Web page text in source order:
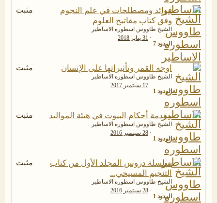
مثبت
فوائد ومصطلحات في علم النجوم
وفق كتاب مفاتيح العلوم
الشيخ طاووس اسطوره الاساطير
الردود 7
31 يناير 2018
مثبت اوجه القمر وتأثيراتها على الإنسان
الشيخ طاووس اسطوره الاساطير
الردود 1
17 سبتمبر 2017
مثبت مقدمة أحكام البيوت في هيئة المواليد
الشيخ طاووس اسطوره الاساطير
الردود 1
28 سبتمبر 2016
مثبت
سلسلة دروس المجلد الأول من كتاب
التنجيم المسيحي...
الشيخ طاووس اسطوره الاساطير
الردود 1
28 سبتمبر 2016